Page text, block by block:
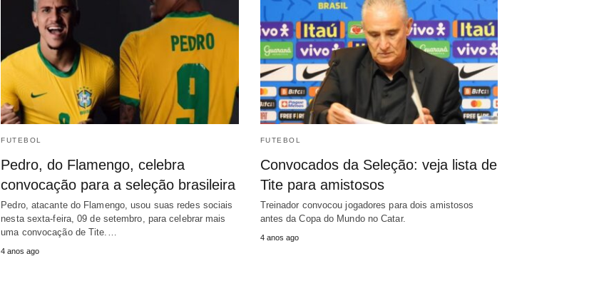
FUTEBOL
Pedro, do Flamengo, celebra
convocação para a seleção brasileira
Pedro, atacante do Flamengo, usou suas redes sociais
nesta sexta-feira, 09 de setembro, para celebrar mais
uma convocação de Tite.…
4 anos ago
FUTEBOL
Convocados da Seleção: veja lista de
Tite para amistosos
Treinador convocou jogadores para dois amistosos
antes da Copa do Mundo no Catar.
4 anos ago